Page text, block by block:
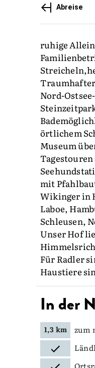
Abreise
ruhige
Nord-
örtlichem
Museum
mit
Wikinger in
Laboe,
Schleusen,
Unser Hof
Für Radler
Haustiere
In der
1,3 km zum